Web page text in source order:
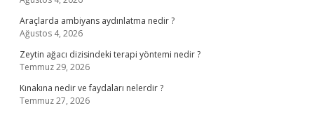
Araçlarda ambiyans aydınlatma nedir ?
Ağustos 4, 2026
Zeytin ağacı dizisindeki terapi yöntemi nedir ?
Temmuz 29, 2026
Kınakına nedir ve faydaları nelerdir ?
Temmuz 27, 2026